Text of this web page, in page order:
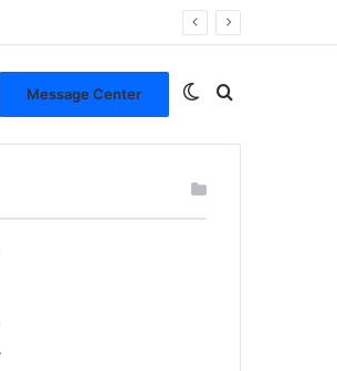
Message Center Dış görünümü
Arama yap